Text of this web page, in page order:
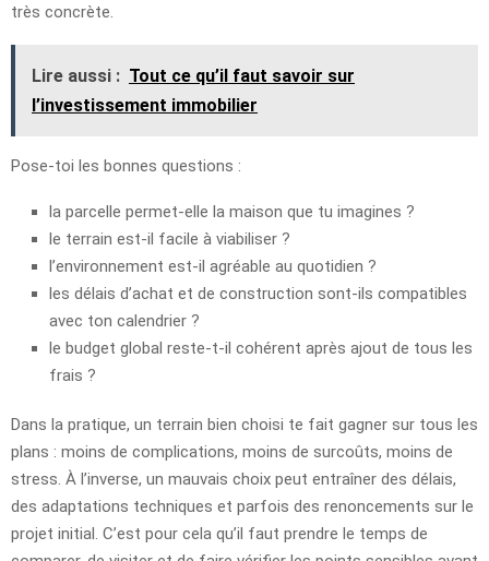
très concrète.
Lire aussi : Tout ce qu’il faut savoir sur
l’investissement immobilier
Pose-toi les bonnes questions :
la parcelle permet-elle la maison que tu imagines ?
le terrain est-il facile à viabiliser ?
l’environnement est-il agréable au quotidien ?
les délais d’achat et de construction sont-ils compatibles
avec ton calendrier ?
le budget global reste-t-il cohérent après ajout de tous les
frais ?
Dans la pratique, un terrain bien choisi te fait gagner sur tous les
plans : moins de complications, moins de surcoûts, moins de
stress. À l’inverse, un mauvais choix peut entraîner des délais,
des adaptations techniques et parfois des renoncements sur le
projet initial. C’est pour cela qu’il faut prendre le temps de